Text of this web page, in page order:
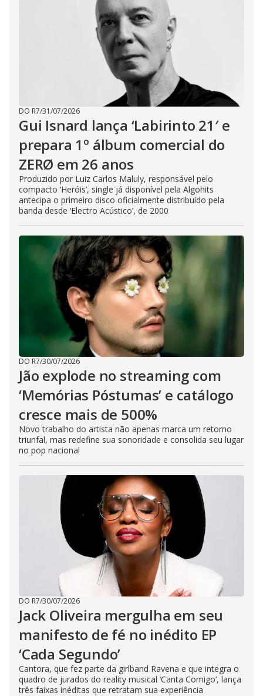
DO R7/31/07/2026
Gui Isnard lança ‘Labirinto 21′ e
prepara 1º álbum comercial do
ZERØ em 26 anos
Produzido por Luiz Carlos Maluly, responsável pelo
compacto ‘Heróis’, single já disponível pela Algohits
antecipa o primeiro disco oficialmente distribuído pela
banda desde ‘Electro Acústico’, de 2000
DO R7/30/07/2026
Jão explode no streaming com
‘Memórias Póstumas’ e catálogo
cresce mais de 500%
Novo trabalho do artista não apenas marca um retorno
triunfal, mas redefine sua sonoridade e consolida seu lugar
no pop nacional
DO R7/30/07/2026
Jack Oliveira mergulha em seu
manifesto de fé no inédito EP
‘Cada Segundo’
Cantora, que fez parte da girlband Ravena e que integra o
quadro de jurados do reality musical ‘Canta Comigo’, lança
três faixas inéditas que retratam sua experiência